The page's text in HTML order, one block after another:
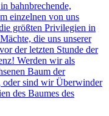
bahnbrechende,
einzelnen von uns
größten Privilegien in
die uns unserer
der letzten Stunde der
Werden wir als
Baum der
sind wir Überwinder
des Baumes des